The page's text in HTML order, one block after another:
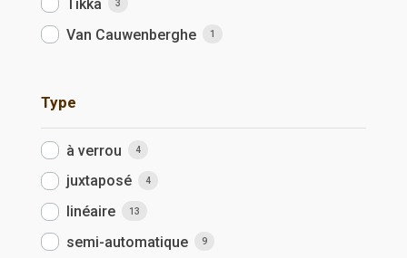
Tikka 3
Van Cauwenberghe 1
Type
à verrou 4
juxtaposé 4
linéaire 13
semi-automatique 9